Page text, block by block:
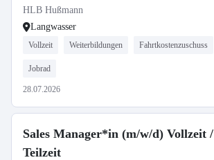
HLB Hußmann
Langwasser
Vollzeit Weiterbildungen Fahrtkostenzuschuss
Jobrad
28.07.2026
Sales Manager*in (m/w/d) Vollzeit /
Teilzeit